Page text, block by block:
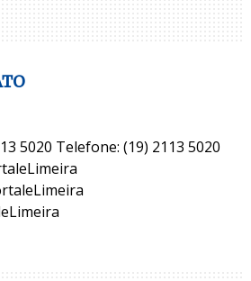
5020 Telefone: (19) 2113 5020